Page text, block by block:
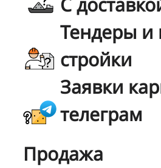
Тендеры и
стройки
Заявки
телеграм
Продажа